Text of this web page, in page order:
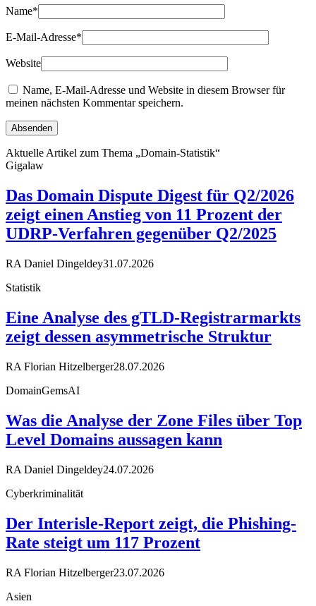
Name*
E-Mail-Adresse*
Website
Name, E-Mail-Adresse und Website in diesem Browser für
meinen nächsten Kommentar speichern.
Aktuelle Artikel zum Thema „Domain-Statistik“
Gigalaw
Das Domain Dispute Digest für Q2/2026
zeigt einen Anstieg von 11 Prozent der
UDRP-Verfahren gegenüber Q2/2025
RA Daniel Dingeldey31.07.2026
Statistik
Eine Analyse des gTLD-Registrarmarkts
zeigt dessen asymmetrische Struktur
RA Florian Hitzelberger28.07.2026
DomainGemsAI
Was die Analyse der Zone Files über Top
Level Domains aussagen kann
RA Daniel Dingeldey24.07.2026
Cyberkriminalität
Der Interisle-Report zeigt, die Phishing-
Rate steigt um 117 Prozent
RA Florian Hitzelberger23.07.2026
Asien